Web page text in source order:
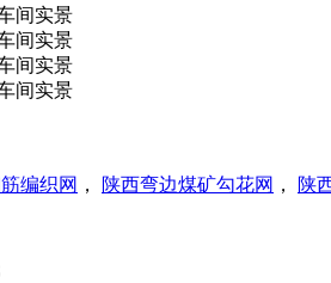
间实景
间实景
间实景
间实景
编织网 ， 陕西弯边煤矿勾花网 ， 陕